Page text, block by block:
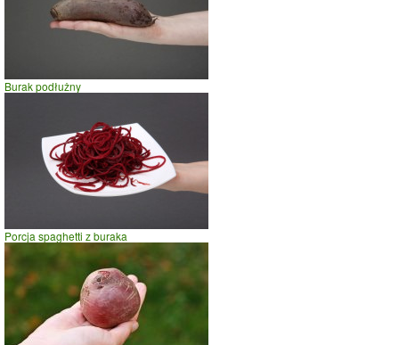
Burak podłużny
Porcja spaghetti z buraka